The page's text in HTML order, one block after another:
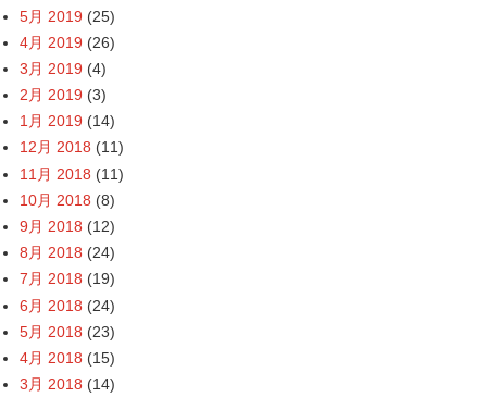
5月 2019 (25)
4月 2019 (26)
3月 2019 (4)
2月 2019 (3)
1月 2019 (14)
12月 2018 (11)
11月 2018 (11)
10月 2018 (8)
9月 2018 (12)
8月 2018 (24)
7月 2018 (19)
6月 2018 (24)
5月 2018 (23)
4月 2018 (15)
3月 2018 (14)